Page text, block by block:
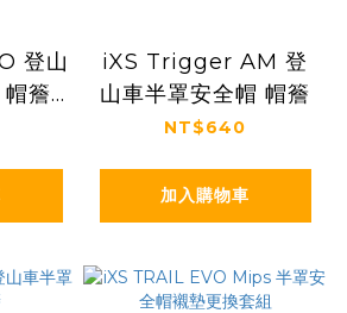
登山
簷
iXS Trigger AM 登
山車半罩安全帽 帽簷
NT$640
加入購物車